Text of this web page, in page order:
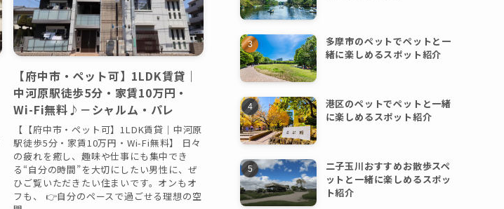
【府中市・ペット可】1LDK賃貸｜
中河原駅徒歩5分・家賃10万円・
Wi-Fi無料♪－シャルム・パレ
【【府中市・ペット可】1LDK賃貸｜中河原
駅徒歩5分・家賃10万円・Wi-Fi無料】 日々
の疲れを癒し、趣味や仕事にも集中でき
る“自分の時間”を大切にしたい男性に、ぜ
ひご覧いただきたい住まいです。オンもオ
フも、 👉自分のペースで過ごせる理想の空
多摩市のペットでペットと一
緒に楽しめるスポット紹介
港区のペットでペットと一緒
に楽しめるスポット紹介
二子玉川おすすめお散歩スペ
ットと一緒に楽しめるスポッ
ト紹介